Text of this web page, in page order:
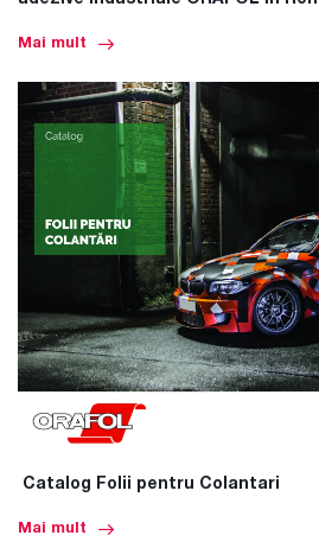
Mai mult
Catalog Folii pentru Colantari
Mai mult